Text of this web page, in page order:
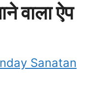
वाला ऐप
Sanatan